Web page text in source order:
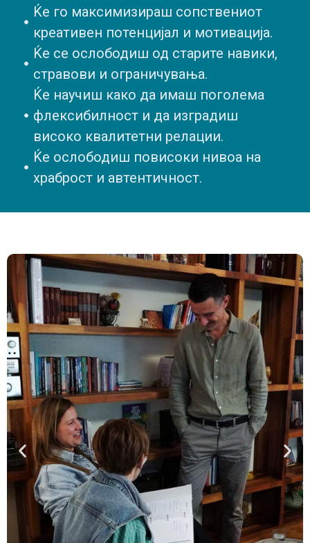
Ќе го максимизираш сопствениот
креативен потенцијал и мотивација.
Ќе се ослободиш од старите навики,
стравови и ограничувања.
Ќе научиш како да имаш поголема
флексибилност и да изградиш
високо квалитетни релации.
Ќе ослободиш повисоки нивоа на
храброст и автентичност.